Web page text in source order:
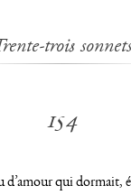
trois sonnets
154
d’amour qui dormait,